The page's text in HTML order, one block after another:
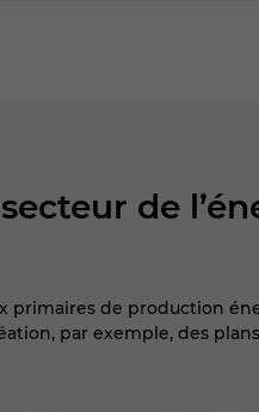
de
primaires de production
par exemple, des